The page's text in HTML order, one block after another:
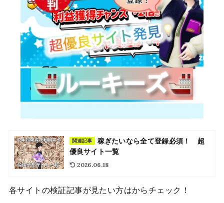
関連記事
稼ぎたいなら全て登録必須！ 超
優良サイト一覧
2026.06.18
各サイトの検証記事が見たい方はからチェック！